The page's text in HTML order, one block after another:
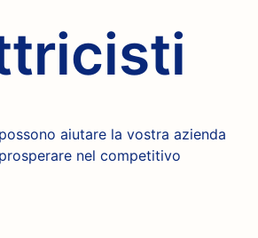
aiutare la vostra azienda
nel competitivo